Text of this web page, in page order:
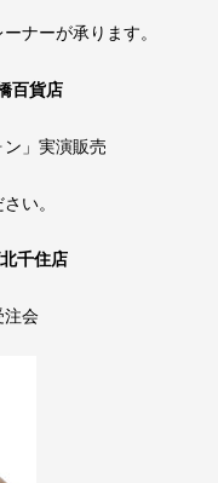
ナーが承ります。
百貨店
」実演販売
い。
千住店
注会